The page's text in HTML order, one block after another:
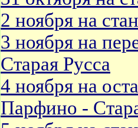
2 ноября на
3 ноября на
Старая Русса
4 ноября на
Парфино -